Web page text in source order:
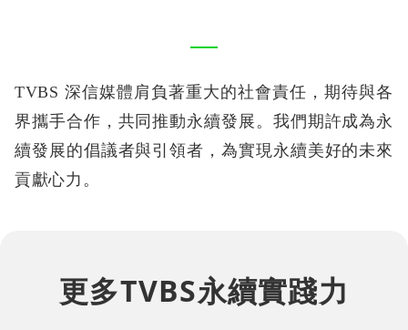
TVBS 深信媒體肩負著重大的社會責任，期待與各
界攜手合作，共同推動永續發展。我們期許成為永
續發展的倡議者與引領者，為實現永續美好的未來
貢獻心力。
更多TVBS永續實踐力